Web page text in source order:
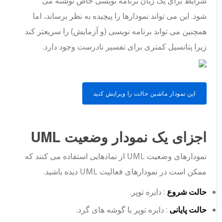
شود. این می تواند نمودارها را پیچیده به نظر برساند، اما
همچنین می تواند برنامه نویسی (و آزمایش) را سریعتر کند
زیرا پتانسیل کمتری برای تفسیر نادرست وجود دارد.
این نمودار ماشین حالت را ویرایش کنید
اجزای یک نمودار وضعیت UML
نمودارهای وضعیت UML از نمادهایی استفاده می کنند که
ممکن است در نمودارهای فعالیت UML دیده باشید.
حالت شروع: دایره توپر.
حالت پایانی: دایره توپر با گوشه های گرد.